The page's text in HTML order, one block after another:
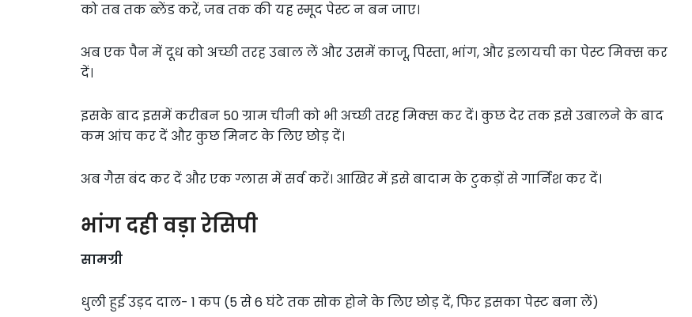
को तब तक ब्लेंड करें, जब तक की यह स्मूद पेस्ट न बन जाए।
अब एक पैन में दूध को अच्छी तरह उबाल लें और उसमें काजू, पिस्ता, भांग, और इलायची का पेस्ट मिक्स कर
दें।
इसके बाद इसमें करीबन 50 ग्राम चीनी को भी अच्छी तरह मिक्स कर दें। कुछ देर तक इसे उबालने के बाद
कम आंच कर दें और कुछ मिनट के लिए छोड़ दें।
अब गैस बंद कर दें और एक ग्लास में सर्व करें। आखिर में इसे बादाम के टुकड़ों से गार्निश कर दें।
भांग दही वड़ा रेसिपी
सामग्री
धुली हुई उड़द दाल- 1 कप (5 से 6 घंटे तक सोक होने के लिए छोड़ दें, फिर इसका पेस्ट बना लें)